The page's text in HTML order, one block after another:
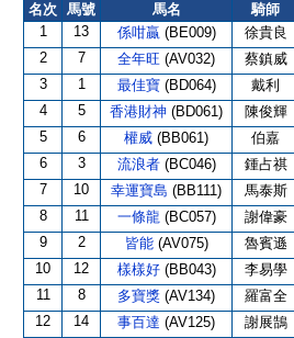
名次 馬號 馬名 騎師
1
13 係咁贏 (BE009) 徐貴良
2 7 全年旺 (AV032) 蔡鎮威
3 1 最佳寶 (BD064) 戴利
4 5 香港財神 (BD061) 陳俊輝
5 6 權威 (BB061) 伯嘉
6 3 流浪者 (BC046) 鍾占祺
7 10 幸運寶島 (BB111) 馬泰斯
8 11 一條龍 (BC057) 謝偉豪
9 2 皆能 (AV075) 魯賓遜
10 12 樣樣好 (BB043) 李易學
11 8 多寶獎 (AV134) 羅富全
12 14 事百達 (AV125) 謝展鵠